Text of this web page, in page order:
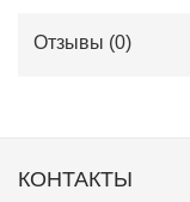
Отзывы (0)
КОНТАКТЫ